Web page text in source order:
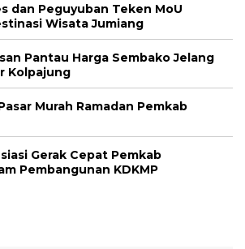
dan Peguyuban Teken MoU
Wisata Jumiang
Pantau Harga Sembako Jelang
Kolpajung
Murah Ramadan Pemkab
Gerak Cepat Pemkab
Pembangunan KDKMP